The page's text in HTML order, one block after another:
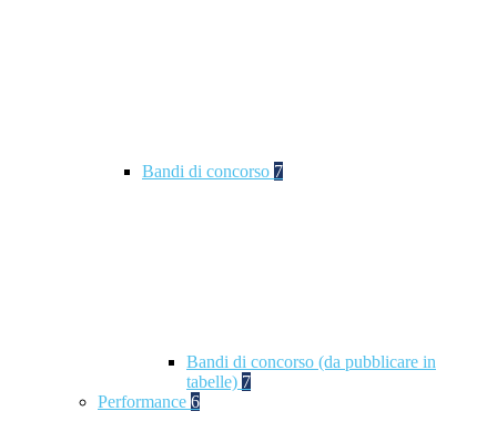
Bandi di concorso 7
Bandi di concorso (da pubblicare in
tabelle) 7
Performance 6